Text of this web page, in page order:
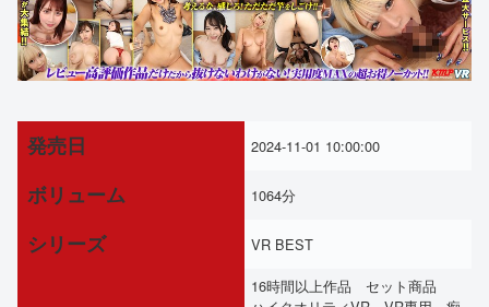
発売日 2024-11-01 10:00:00
ボリューム 1064分
シリーズ VR BEST
16時間以上作品 セット商品